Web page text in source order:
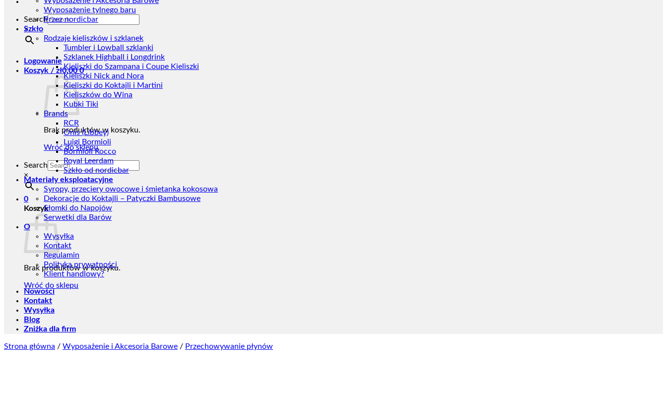
Search
×
Logowanie
Koszyk / zł0,00 0
Brak produktów w koszyku.
Wróć do sklepu
Search
×
0
Koszyk
Brak produktów w koszyku.
Wróć do sklepu
Wyposażenie tylnego baru
Przez nordicbar
Szkło
Rodzaje kieliszków i szklanek
Tumbler i Lowball szklanki
Szklanek Highball i Longdrink
Kieliszki do Szampana i Coupe Kieliszki
Kieliszki Nick and Nora
Kieliszki do Koktajli i Martini
Kieliszków do Wina
Kubki Tiki
Brands
RCR
Onis (Libbey)
Luigi Bormioli
Bormioli Rocco
Royal Leerdam
Szkło od nordicbar
Materiały eksploatacyjne
Syropy, przeciery owocowe i śmietanka kokosowa
Dekoracje do Koktajli – Patyczki Bambusowe
Słomki do Napojów
Serwetki dla Barów
O
Wysyłka
Kontakt
Regulamin
Polityka prywatności
Klient handlowy?
Nowości
Kontakt
Wysyłka
Blog
Zniżka dla firm
Strona główna / Wyposażenie i Akcesoria Barowe / Przechowywanie płynów